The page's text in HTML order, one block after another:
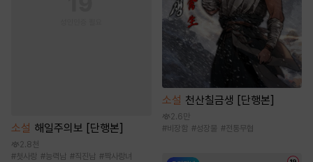
소설 해일주의보 [단행본]
2.8천
#첫사랑 #능력남 #직진남 #짝사랑녀
소설 천산칠금생 [단행본]
2.6만
#비장함 #성장물 #전통무협